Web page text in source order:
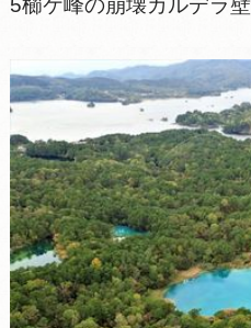
5櫛ケ峰の崩壊カルデラ壁